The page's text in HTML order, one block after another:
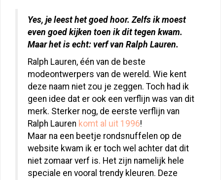
Yes, je leest het goed hoor. Zelfs ik moest
even goed kijken toen ik dit tegen kwam.
Maar het is echt: verf van Ralph Lauren.
Ralph Lauren, één van de beste
modeontwerpers van de wereld. Wie kent
deze naam niet zou je zeggen. Toch had ik
geen idee dat er ook een verflijn was van dit
merk. Sterker nog, de eerste verflijn van
Ralph Lauren komt al uit 1996!
Maar na een beetje rondsnuffelen op de
website kwam ik er toch wel achter dat dit
niet zomaar verf is. Het zijn namelijk hele
speciale en vooral trendy kleuren. Deze